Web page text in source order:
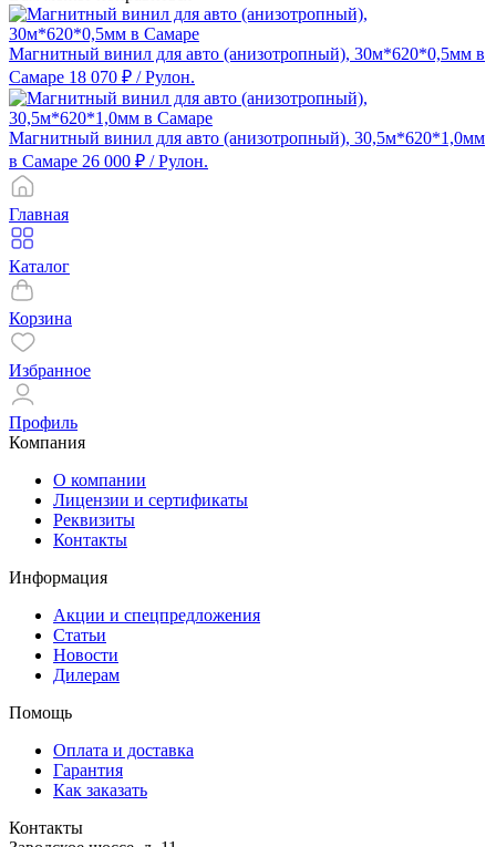
Магнитный винил для авто (анизотропный), 30м*620*0,5мм в
Самаре 18 070 ₽ / Рулон.
Магнитный винил для авто (анизотропный), 30,5м*620*1,0мм
в Самаре 26 000 ₽ / Рулон.
Главная
Каталог
Корзина
Избранное
Профиль
Компания
О компании
Лицензии и сертификаты
Реквизиты
Контакты
Информация
Акции и спецпредложения
Статьи
Новости
Дилерам
Помощь
Оплата и доставка
Гарантия
Как заказать
Контакты